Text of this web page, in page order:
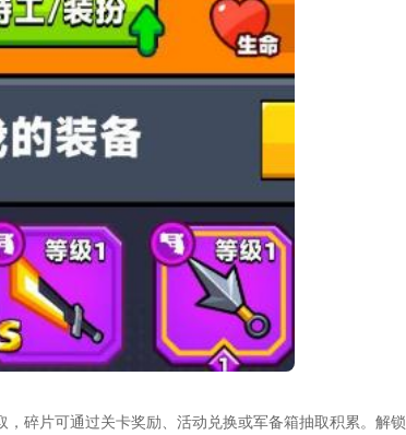
碎片可通过关卡奖励、活动兑换或军备箱抽取积累。解锁